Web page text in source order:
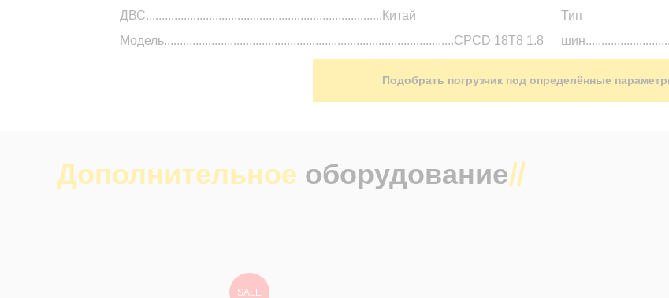
ДВС...........................................................................Китай
Модель............................................................................................CPCD 18T8 1.8
секций..........................................................................................................................2
Тип
Подобрать погрузчик под определённые
Дополнительное оборудование
SALE